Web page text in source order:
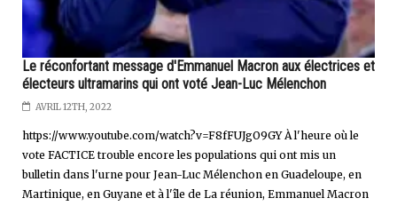
Le réconfortant message d'Emmanuel Macron aux électrices et
électeurs ultramarins qui ont voté Jean-Luc Mélenchon
AVRIL 12TH, 2022
https://www.youtube.com/watch?v=F8fFUJgO9GY À l'heure où le
vote FACTICE trouble encore les populations qui ont mis un
bulletin dans l'urne pour Jean-Luc Mélenchon en Guadeloupe, en
Martinique, en Guyane et à l'île de La réunion, Emmanuel Macron